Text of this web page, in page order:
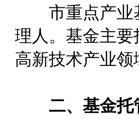
市重点产业基
理人。基金主
高新技术产业领
二、基金托